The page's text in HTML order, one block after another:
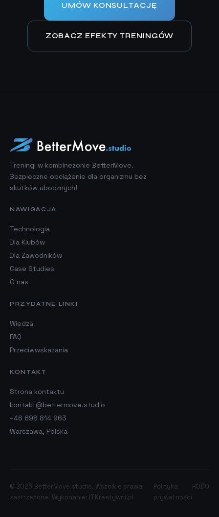
UMÓW KONSULTACJĘ
ZOBACZ EFEKTY TRENINGÓW
Treningi w kombinezonie BetterMove.
Bezpieczne obciążenie dla organizmu bez
skutków ubocznych!
NAWIGACJA
Technologia
Dla Klubów
Dla Zawodników
Case Studies
O nas
PRZYDATNE LINKI
Wiedza
FAQ
Przeciwwskazania
KONTAKT
Strona kontaktu
kontakt@bettermove.studio
+48 698 814 963
Warszawa, Polska
© 2026 BetterMove.studio. Wszelkie prawa
zastrzeżone. Wykonanie: ITKreatywni.pl
Polityka
prywatności
RODO